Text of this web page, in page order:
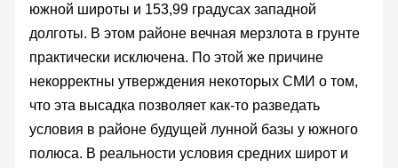
южной широты и 153,99 градусах западной
долготы. В этом районе вечная мерзлота в грунте
практически исключена. По этой же причине
некорректны утверждения некоторых СМИ о том,
что эта высадка позволяет как-то разведать
условия в районе будущей лунной базы у южного
полюса. В реальности условия средних широт и